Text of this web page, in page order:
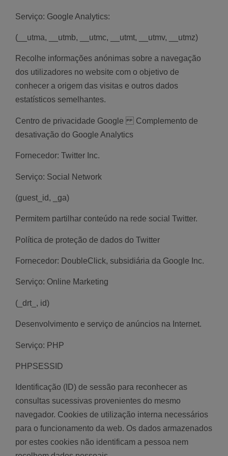
Serviço: Google Analytics:
(__utma, __utmb, __utmc, __utmt, __utmv, __utmz)
Recolhe informações anónimas sobre a navegação
dos utilizadores no website com o objetivo de
conhecer a origem das visitas e outros dados
estatísticos semelhantes.
Centro de privacidade Google Complemento de
desativação do Google Analytics
Fornecedor: Twitter Inc.
Serviço: Social Network
(guest_id, _ga)
Permitem partilhar conteúdo na rede social Twitter.
Política de proteção de dados do Twitter
Fornecedor: DoubleClick, subsidiária da Google Inc.
Serviço: Online Marketing
(_drt_, id)
Desenvolvimento e serviço de anúncios na Internet.
Serviço: PHP
PHPSESSID
Identificação (ID) de sessão para reconhecer as
consultas sucessivas provenientes do mesmo
navegador. Cookies de utilização interna necessários
para o funcionamento da web. Os dados armazenados
por estes cookies não identificam a pessoa nem